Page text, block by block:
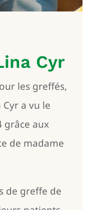
Cyr
les greffés,
a vu le
grâce aux
de madame
de greffe de